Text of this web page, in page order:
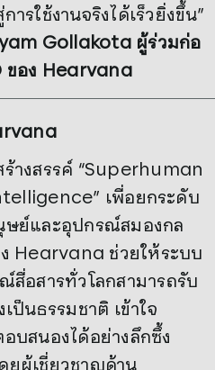
ารใช้งานจริงได้เร็วยิ่งขึ้น”
Gollakota ผู้ร่วมก่อ
ของ Hearvana
างสรรค์ “Superhuman
เพื่อยกระดับ
ษย์และอุปกรณ์สมองกล
Hearvana ช่วยให้ระบบ
สื่อสารทั่วโลกสามารถรับ
เป็นธรรมชาติ เข้าใจ
บสนองได้อย่างลึกซึ้ง
ยผู้เชี่ยวชาญด้าน